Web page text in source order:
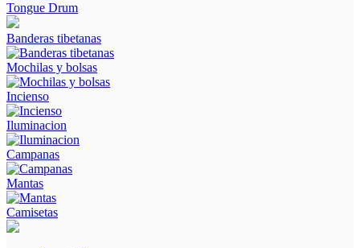
Tongue Drum
Banderas tibetanas
Mochilas y bolsas
Incienso
Iluminacion
Campanas
Mantas
Camisetas